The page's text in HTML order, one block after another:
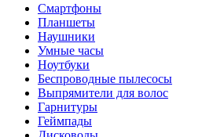
Смартфоны
Планшеты
Наушники
Умные часы
Ноутбуки
Беспроводные пылесосы
Выпрямители для волос
Гарнитуры
Геймпады